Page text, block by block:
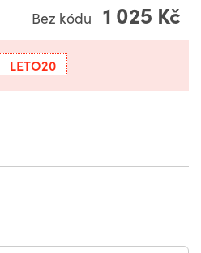
Bez kódu 1 025 Kč
LETO20